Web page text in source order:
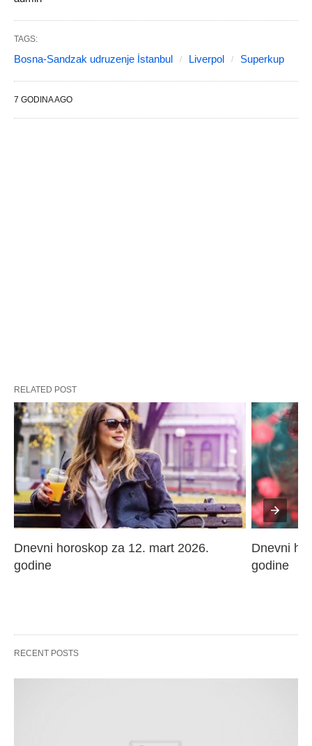
TAGS:
Bosna-Sandzak udruzenje İstanbul Liverpol Superkup
7 GODINA AGO
RELATED POST
Dnevni horoskop za 12. mart 2026.
godine
Dnevni
godine
RECENT POSTS